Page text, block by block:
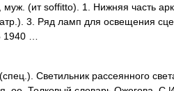
(ит soffitto). 1. Нижняя часть
3. Ряд ламп для освещения
…
Светильник рассеянного